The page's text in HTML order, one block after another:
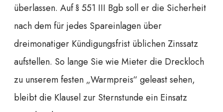
überlassen. Auf § 551 III Bgb soll er die Sicherheit
nach dem für jedes Spareinlagen über
dreimonatiger Kündigungsfrist üblichen Zinssatz
aufstellen. So lange Sie wie Mieter die Dreckloch
zu unserem festen „Warmpreis“ geleast sehen,
bleibt die Klausel zur Sternstunde ein Einsatz